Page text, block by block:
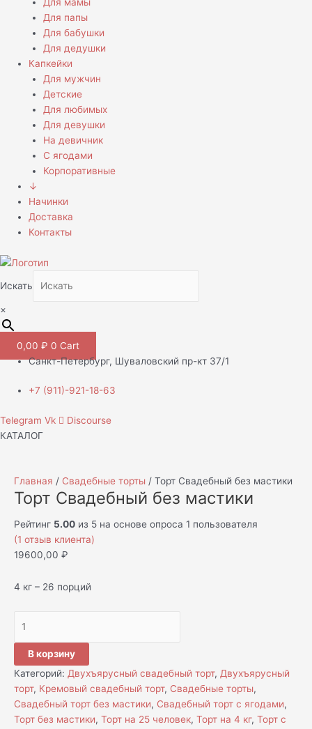
Для мамы
Для папы
Для бабушки
Для дедушки
Капкейки
Для мужчин
Детские
Для любимых
Для девушки
На девичник
С ягодами
Корпоративные
↓
Начинки
Доставка
Контакты
Искать
×
0,00 ₽ 0 Cart
Санкт-Петербург, Шуваловский пр-кт 37/1
+7 (911)-921-18-63
Telegram Vk
Discourse
КАТАЛОГ
Главная / Свадебные торты / Торт Свадебный без мастики
Торт Свадебный без мастики
Рейтинг 5.00 из 5 на основе опроса 1 пользователя
(1 отзыв клиента)
19600,00 ₽
4 кг – 26 порций
В корзину
Категорий: Двухъярусный свадебный торт, Двухъярусный
торт, Кремовый свадебный торт, Свадебные торты,
Свадебный торт без мастики, Свадебный торт с ягодами,
Торт без мастики, Торт на 25 человек, Торт на 4 кг, Торт с